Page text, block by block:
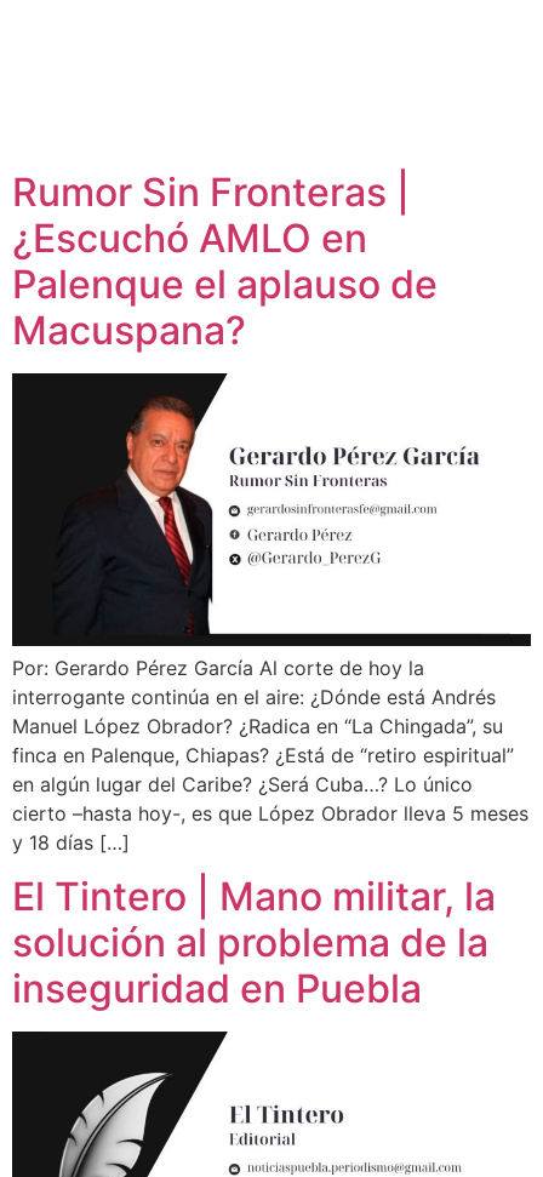
Rumor Sin Fronteras |
¿Escuchó AMLO en
Palenque el aplauso de
Macuspana?
Por: Gerardo Pérez García Al corte de hoy la
interrogante continúa en el aire: ¿Dónde está Andrés
Manuel López Obrador? ¿Radica en “La Chingada”, su
finca en Palenque, Chiapas? ¿Está de “retiro espiritual”
en algún lugar del Caribe? ¿Será Cuba…? Lo único
cierto –hasta hoy-, es que López Obrador lleva 5 meses
y 18 días […]
El Tintero | Mano militar, la
solución al problema de la
inseguridad en Puebla